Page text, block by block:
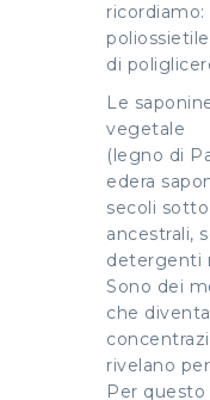
ricordiamo:
di
Le
vegetale
(legno di
edera
secoli
ancestrali,
detergenti
Sono dei
che
rivelano
Per